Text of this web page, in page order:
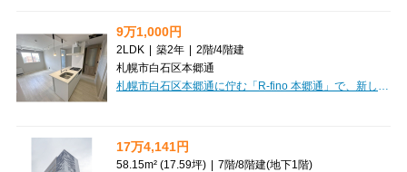
9万1,000円
2LDK | 築2年 | 2階/4階建
札幌市白石区本郷通
17万4,141円
58.15m² (17.59坪) | 7階/8階建(地下1階)